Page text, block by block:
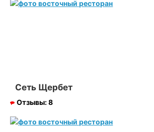
Сеть Щербет
Отзывы:8